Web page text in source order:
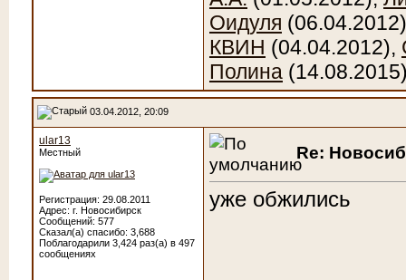
Оидуля
КВИН (04.04.2012),
Полина
03.04.2012, 20:09
ular13
Местный
Регистрация: 29.08.2011
Адрес: г. Новосибирск
Сообщений: 577
Сказал(а) спасибо: 3,688
Поблагодарили 3,424 раз(а) в 497
сообщениях
Re:
уже обжились